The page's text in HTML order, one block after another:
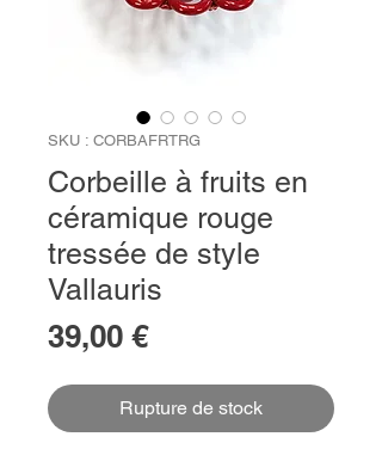
SKU : CORBAFRTRG
Corbeille à fruits en
céramique rouge
tressée de style
Vallauris
39,00 €Prix
Rupture de stock